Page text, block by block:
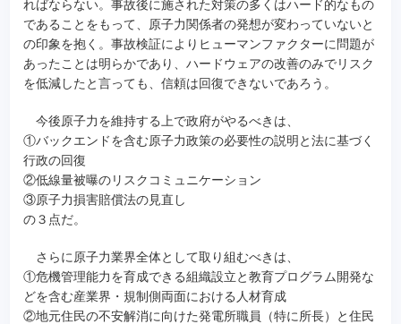
ればならない。事故後に施された対策の多くはハード的なもの
であることをもって、原子力関係者の発想が変わっていないと
の印象を抱く。事故検証によりヒューマンファクターに問題が
あったことは明らかであり、ハードウェアの改善のみでリスク
を低減したと言っても、信頼は回復できないであろう。
今後原子力を維持する上で政府がやるべきは、
①バックエンドを含む原子力政策の必要性の説明と法に基づく
行政の回復
②低線量被曝のリスクコミュニケーション
③原子力損害賠償法の見直し
の３点だ。
さらに原子力業界全体として取り組むべきは、
①危機管理能力を育成できる組織設立と教育プログラム開発な
どを含む産業界・規制側両面における人材育成
②地元住民の不安解消に向けた発電所職員（特に所長）と住民